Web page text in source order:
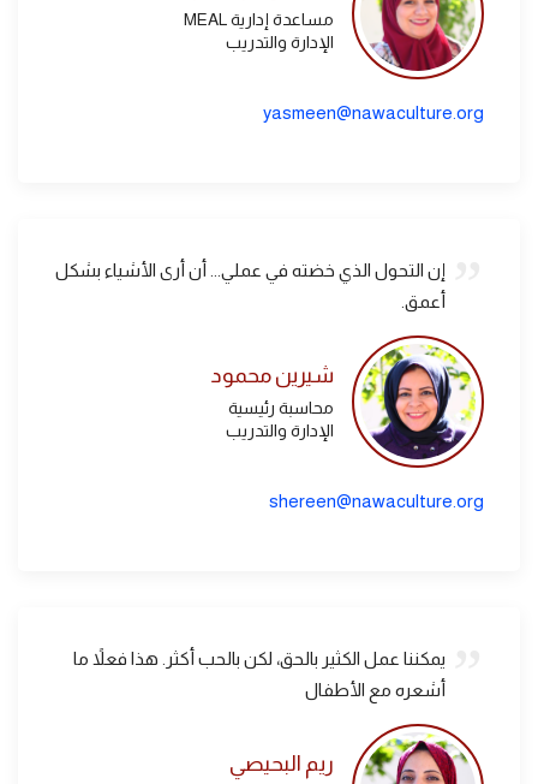
مساعدة إدارية MEAL
الإدارة والتدريب
yasmeen@nawaculture.org
إن التحول الذي خضته في عملي... أن أرى الأشياء بشكل
أعمق.
شيرين محمود
محاسبة رئيسية
الإدارة والتدريب
shereen@nawaculture.org
يمكننا عمل الكثير بالحق، لكن بالحب أكثر. هذا فعلاً ما
أشعره مع الأطفال
ريم البحيصي